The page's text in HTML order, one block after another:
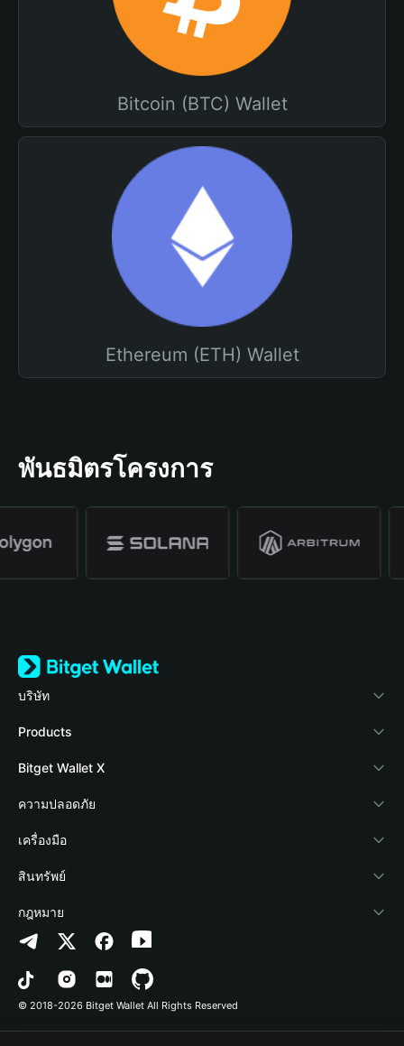
Bitcoin (BTC) Wallet
Ethereum (ETH) Wallet
พันธมิตรโครงการ
บริษัท
เกี่ยวกับ Bitget Wallet
Blog
Academy
ข่าวสารด้านคริปโต
ศูนย์ช่วยเหลือ
ติดต่อเรา
ทรัพยากรข้อมูลของแบรนด์
อาชีพ
Products
Crypto Card
Stablecoin Earn
Payfi Crypto
Crypto Swap API
Altcoin Season Index
Prediction Markets
DApp
Bitget Wallet X
นักพัฒนา
เชื่อมต่อ Wallet
Bitget Wallet Pay
ลิสต์โปรเจกต์
ความปลอดภัย
Protection Fund
เทคโนโลยีความปลอดภัย
เครื่องมือ
ซื้อคริปโต
การตรวจจับการอนุญาต
การตรวจจับสัญญา
การโอนเป็นชุด
สินทรัพย์
Arbitrum
Avalanche
Bitcoin
กฎหมาย
นโยบายความเป็นส่วนตัว
ข้อตกลงในการใช้บริการ
© 2018-2026 Bitget Wallet All Rights Reserved